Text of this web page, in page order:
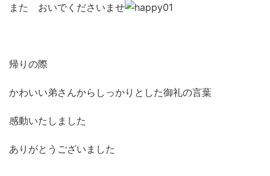
また おいでくださいませ
帰りの際
かわいい弟さんからしっかりとした御礼の言葉
感動いたしました
ありがとうございました